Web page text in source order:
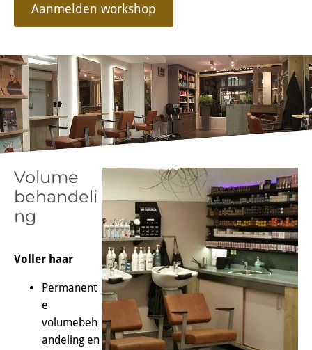
Aanmelden workshop
Volume
behandeli
ng
Voller haar
Permanent
e
volumebeh
andeling en